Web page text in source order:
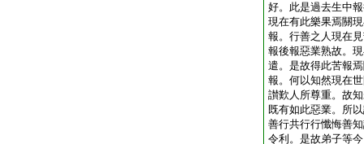
好。此是過去生中
現在有此樂果焉關
報。行善之人現在
報後報惡業熟故。
遣。是故得此苦報
報。何以知然現在
讃歎人所尊重。故
既有如此惡業。所
善行共行行懺悔善
令利。是故弟子等